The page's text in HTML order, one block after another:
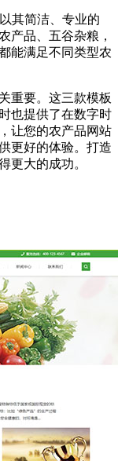
其简洁、专业的
产品、五谷杂粮，
能满足不同类型农
重要。这三款模板
也提供了在数字时
让您的农产品网站
更好的体验。打造
更大的成功。